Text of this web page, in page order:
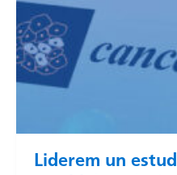
Liderem un